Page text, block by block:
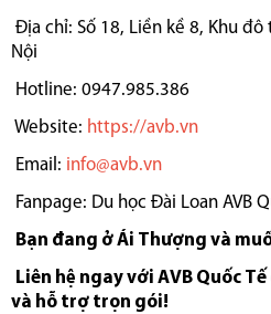
Địa chỉ: Số 18, Liền kề 8, Khu đô
Nội
Hotline: 0947.985.386
Website: https://avb.vn
Email: info@avb.vn
Fanpage: Du học Đài Loan AVB
Bạn đang ở Ái Thượng và
Liên hệ ngay với AVB Quốc
và hỗ trợ trọn gói!